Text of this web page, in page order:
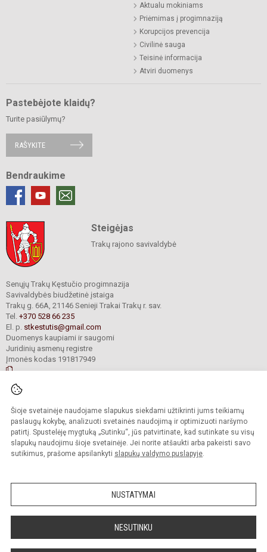
Šioje svetainėje naudojame slapukus siekdami užtikrinti jums teikiamų
paslaugų kokybę, analizuoti svetainės naudojimą ir optimizuoti naršymo
patirtį. Spustelėję mygtuką „Sutinku“, jūs patvirtinate, kad sutinkate su visų
slapukų naudojimu šioje svetainėje. Jei norite atšaukti arba pakeisti savo
sutikimus, prašome apsilankyti slapukų valdymo puslapyje.
NUSTATYMAI
NESUTINKU
Aktualu mokiniams
Priėmimas į progimnaziją
Korupcijos prevencija
Civilinė sauga
Teisinė informacija
Atviri duomenys
Pastebėjote klaidų?
Turite pasiūlymų?
RAŠYKITE
Bendraukime
Steigėjas
Trakų rajono savivaldybė
Senųjų Trakų Kęstučio progimnazija
Savivaldybės biudžetinė įstaiga
Trakų g. 66A, 21146 Senieji Trakai Trakų r. sav.
Tel. +370 528 66 235
El. p. stkestutis@gmail.com
Duomenys kaupiami ir saugomi
Juridinių asmenų registre
Įmonės kodas 191817949
Kopijuoti turinį be raštiško mokyklos administracijos sutikimo griežtai
draudžiama.
Prieinamumo paraiška Slapukų valdymas
Sumanus būdas atnaujinti